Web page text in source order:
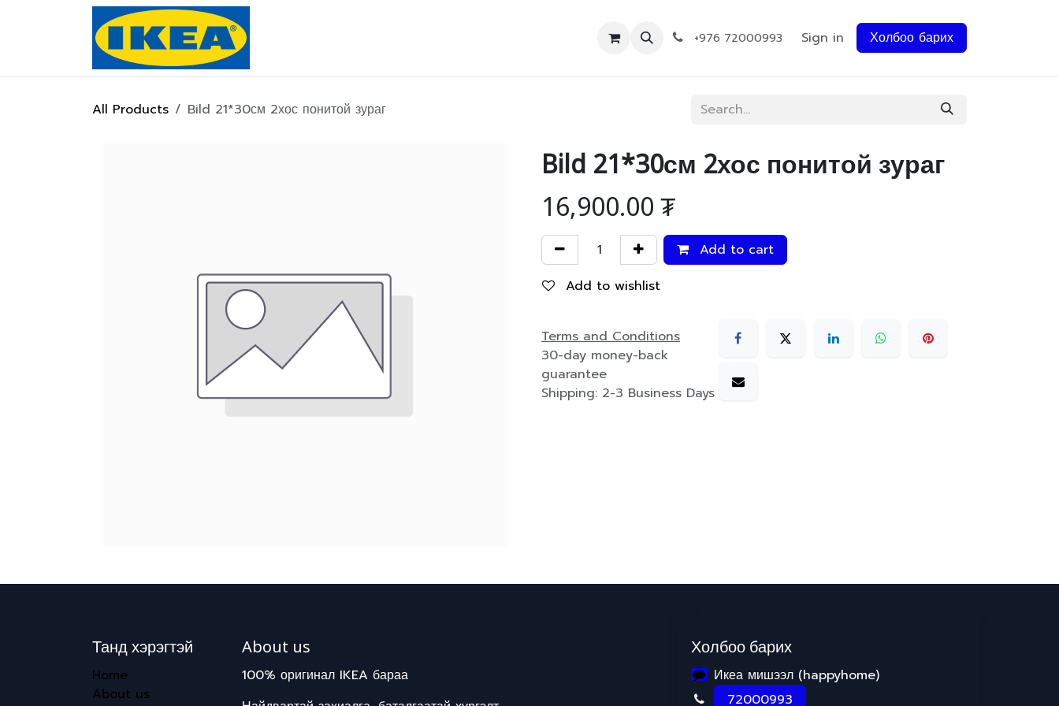
Skip to Content
+976 72000993 Sign in Холбоо барих
All Products Bild 21*30см 2хос понитой зураг
Bild 21*30см 2хос понитой зураг
16,900.00₮
Add to cart
Add to wishlist
Terms and Conditions
30-day money-back
guarantee
Shipping: 2-3 Business Days
Танд хэрэгтэй
Home
About us
About us
100% оригинал IKEA бараа
Холбоо барих
Икеа мишээл (happyhome)
72000993